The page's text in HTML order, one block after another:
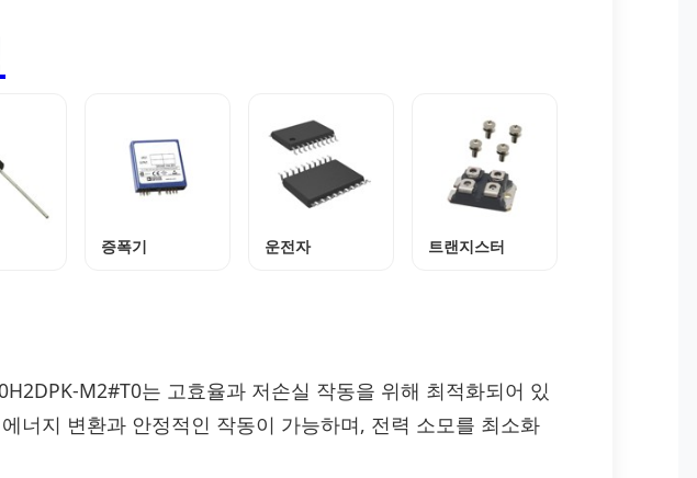
증폭기 운전자 트랜지스터
M2#T0는 고효율과 저손실 작동을 위해 최적화되어 있
너지 변환과 안정적인 작동이 가능하며, 전력 소모를 최소화